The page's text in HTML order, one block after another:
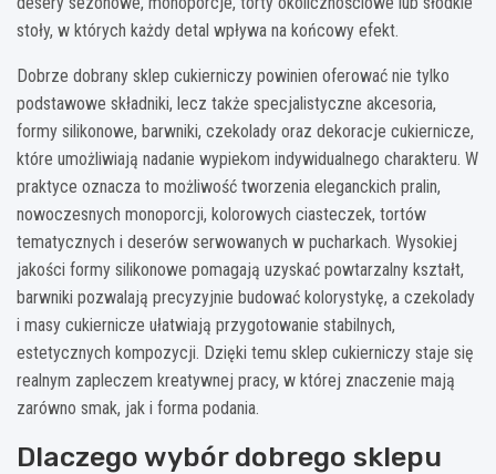
stoły, w których każdy detal wpływa na końcowy efekt.
Dobrze dobrany sklep cukierniczy powinien oferować nie tylko
podstawowe składniki, lecz także specjalistyczne akcesoria,
formy silikonowe, barwniki, czekolady oraz dekoracje cukiernicze,
które umożliwiają nadanie wypiekom indywidualnego charakteru. W
praktyce oznacza to możliwość tworzenia eleganckich pralin,
nowoczesnych monoporcji, kolorowych ciasteczek, tortów
tematycznych i deserów serwowanych w pucharkach. Wysokiej
jakości formy silikonowe pomagają uzyskać powtarzalny kształt,
barwniki pozwalają precyzyjnie budować kolorystykę, a czekolady
i masy cukiernicze ułatwiają przygotowanie stabilnych,
estetycznych kompozycji. Dzięki temu sklep cukierniczy staje się
realnym zapleczem kreatywnej pracy, w której znaczenie mają
zarówno smak, jak i forma podania.
Dlaczego wybór dobrego sklepu